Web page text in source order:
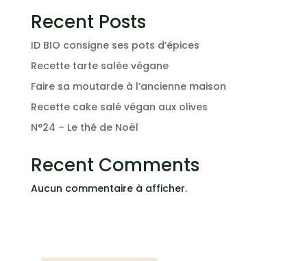
Recent Posts
ID BIO consigne ses pots d’épices
Recette tarte salée végane
Faire sa moutarde à l’ancienne maison
Recette cake salé végan aux olives
N°24 – Le thé de Noël
Recent Comments
Aucun commentaire à afficher.